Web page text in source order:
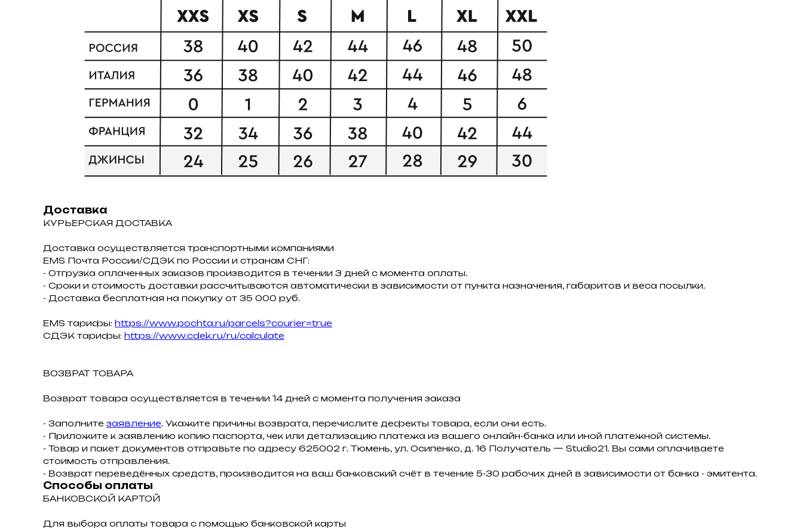
Доставка
КУРЬЕРСКАЯ ДОСТАВКА
Доставка осуществляется транспортными компаниями
ЕMS Почта России/СДЭК по России и странам СНГ:
- Отгрузка оплаченных заказов производится в течении 3 дней с момента оплаты.
- Сроки и стоимость доставки рассчитываются автоматически в зависимости от пункта назначения, габаритов и веса посылки.
- Доставка бесплатная на покупку от 35 000 руб.
EMS тарифы: https://www.pochta.ru/parcels?courier=true
СДЭК тарифы: https://www.cdek.ru/ru/calculate
ВОЗВРАТ ТОВАРА
Возврат товара осуществляется в течении 14 дней с момента получения заказа
- Заполните заявление. Укажите причины возврата, перечислите дефекты товара, если они есть.
- Приложите к заявлению копию паспорта, чек или детализацию платежа из вашего онлайн-банка или иной платежной системы.
- Товар и пакет документов отправьте по адресу 625002 г. Тюмень, ул. Осипенко, д. 16 Получатель — Studio21. Вы сами оплачиваете
стоимость отправления.
- Возврат переведённых средств, производится на ваш банковский счёт в течение 5-30 рабочих дней в зависимости от банка - эмитента.
Способы оплаты
БАНКОВСКОЙ КАРТОЙ
Для выбора оплаты товара с помощью банковской карты